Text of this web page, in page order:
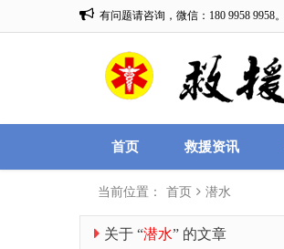
有问题请咨询，微信：180 9958 9958。
首页 救援资讯
当前位置： 首页 潜水
关于 “潜水” 的文章